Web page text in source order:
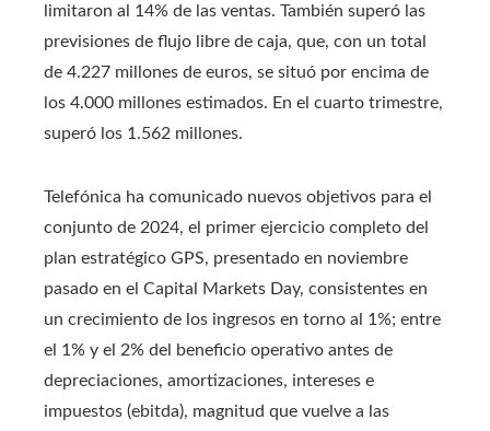
limitaron al 14% de las ventas. También superó las
previsiones de flujo libre de caja, que, con un total
de 4.227 millones de euros, se situó por encima de
los 4.000 millones estimados. En el cuarto trimestre,
superó los 1.562 millones.
Telefónica ha comunicado nuevos objetivos para el
conjunto de 2024, el primer ejercicio completo del
plan estratégico GPS, presentado en noviembre
pasado en el Capital Markets Day, consistentes en
un crecimiento de los ingresos en torno al 1%; entre
el 1% y el 2% del beneficio operativo antes de
depreciaciones, amortizaciones, intereses e
impuestos (ebitda), magnitud que vuelve a las